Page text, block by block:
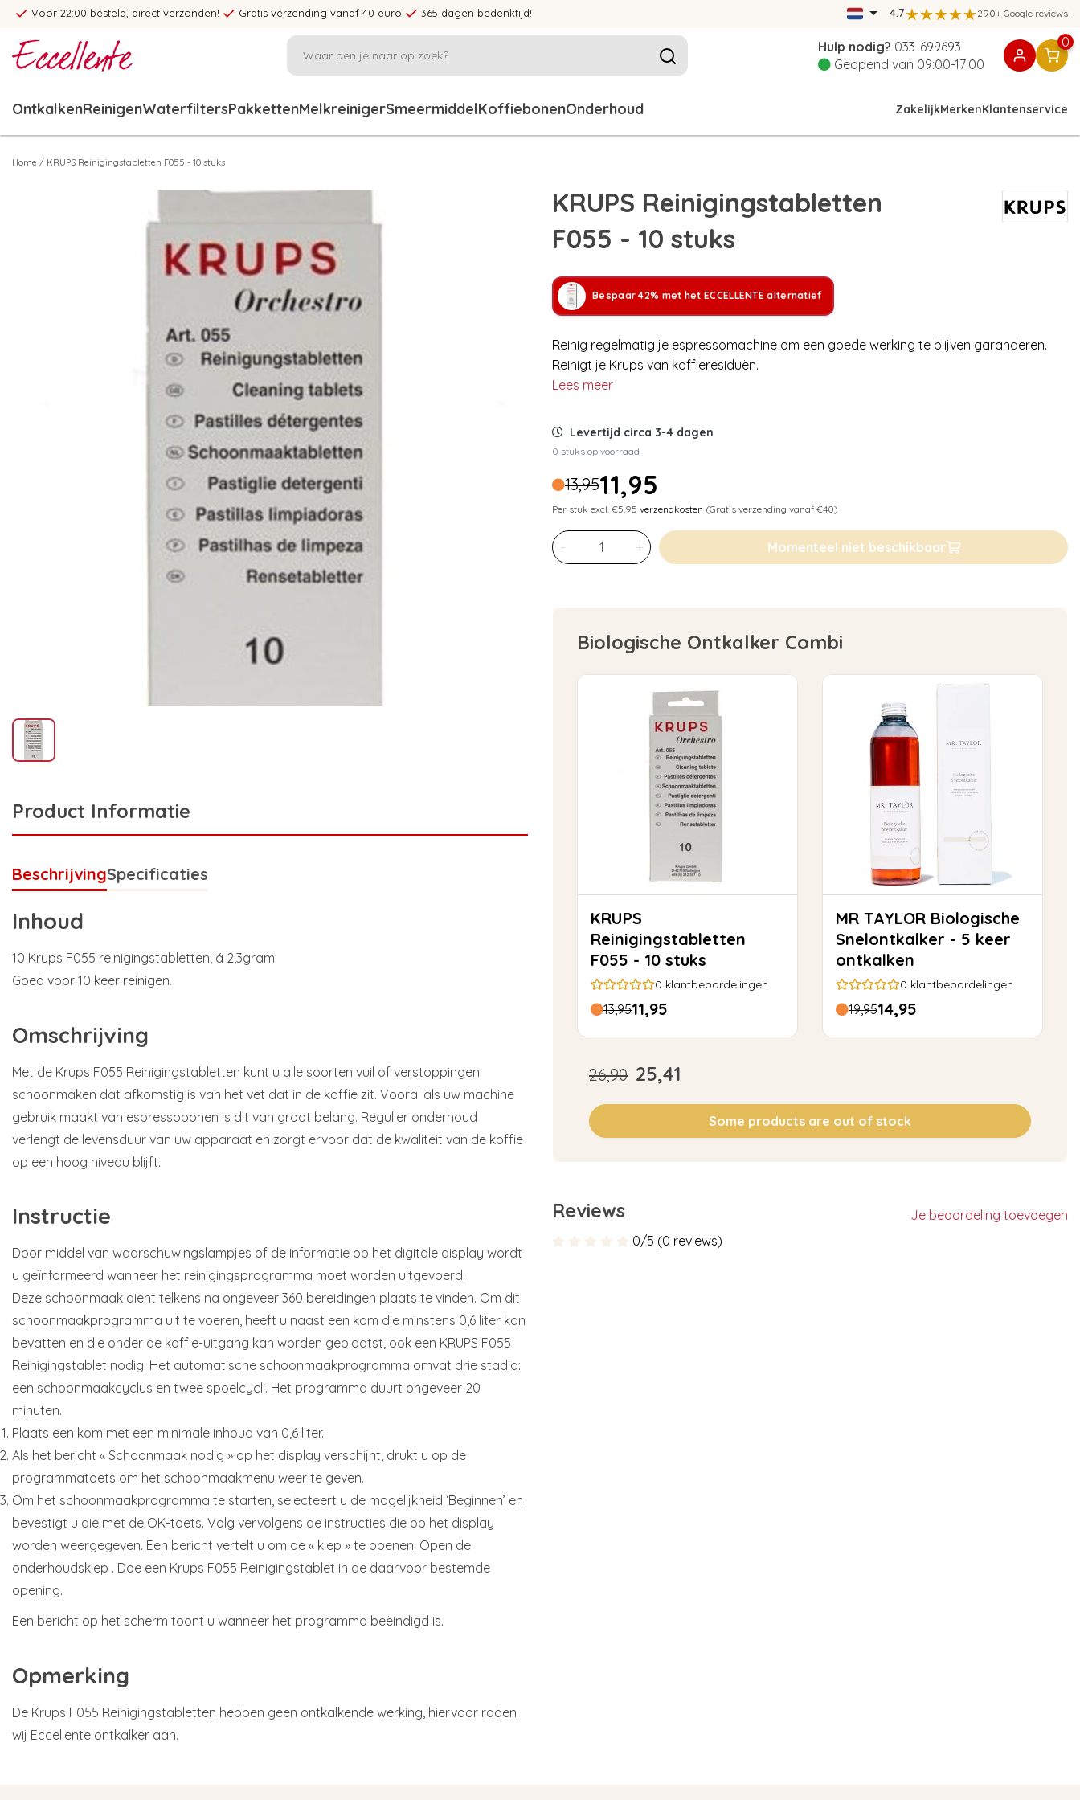
Voor 22:00 besteld, direct verzonden! Gratis verzending vanaf 40 euro 365 dagen bedenktijd! 4.7 290+ Google reviews
Hulp nodig? 033-699693
Geopend van 09:00-17:00
0
OntkalkenReinigenWaterfiltersPakkettenMelkreinigerSmeermiddelKoffiebonenOnderhoud ZakelijkMerkenKlantenservice
Home / KRUPS Reinigingstabletten F055 - 10 stuks
Product Informatie
BeschrijvingSpecificaties
Inhoud
10 Krups F055 reinigingstabletten, á 2,3gram
Goed voor 10 keer reinigen.
Omschrijving
Met de Krups F055 Reinigingstabletten kunt u alle soorten vuil of verstoppingen
schoonmaken dat afkomstig is van het vet dat in de koffie zit. Vooral als uw machine
gebruik maakt van espressobonen is dit van groot belang. Regulier onderhoud
verlengt de levensduur van uw apparaat en zorgt ervoor dat de kwaliteit van de koffie
op een hoog niveau blijft.
Instructie
Door middel van waarschuwingslampjes of de informatie op het digitale display wordt
u geïnformeerd wanneer het reinigingsprogramma moet worden uitgevoerd.
Deze schoonmaak dient telkens na ongeveer 360 bereidingen plaats te vinden. Om dit
schoonmaakprogramma uit te voeren, heeft u naast een kom die minstens 0,6 liter kan
bevatten en die onder de koffie-uitgang kan worden geplaatst, ook een KRUPS F055
Reinigingstablet nodig. Het automatische schoonmaakprogramma omvat drie stadia:
een schoonmaakcyclus en twee spoelcycli. Het programma duurt ongeveer 20
minuten.
Plaats een kom met een minimale inhoud van 0,6 liter.
Als het bericht « Schoonmaak nodig » op het display verschijnt, drukt u op de
programmatoets om het schoonmaakmenu weer te geven.
Om het schoonmaakprogramma te starten, selecteert u de mogelijkheid ‘Beginnen’ en
bevestigt u die met de OK-toets. Volg vervolgens de instructies die op het display
worden weergegeven. Een bericht vertelt u om de « klep » te openen. Open de
onderhoudsklep . Doe een Krups F055 Reinigingstablet in de daarvoor bestemde
opening.
Een bericht op het scherm toont u wanneer het programma beëindigd is.
Opmerking
De Krups F055 Reinigingstabletten hebben geen ontkalkende werking, hiervoor raden
wij Eccellente ontkalker aan.
KRUPS Reinigingstabletten
F055 - 10 stuks
Bespaar 42% met het ECCELLENTE alternatief
Reinig regelmatig je espressomachine om een goede werking te blijven garanderen.
Reinigt je Krups van koffieresiduën.
Lees meer
Levertijd circa 3-4 dagen
0 stuks op voorraad
13,9511,95
Per stuk excl. €5,95 verzendkosten (Gratis verzending vanaf €40)
- + Momenteel niet beschikbaar
Biologische Ontkalker Combi
KRUPS
Reinigingstabletten
F055 - 10 stuks
0 klantbeoordelingen
13,9511,95
MR TAYLOR Biologische
Snelontkalker - 5 keer
ontkalken
0 klantbeoordelingen
19,9514,95
26,90 25,41
Some products are out of stock
Reviews
Je beoordeling toevoegen
0/5 (0 reviews)